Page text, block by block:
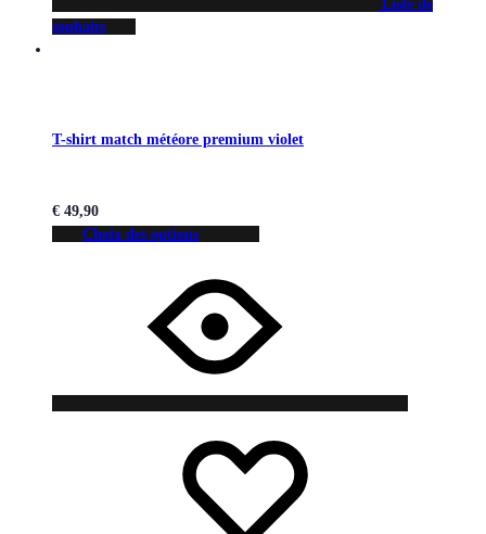
Liste de
souhaits
T-shirt match météore premium violet
€ 49,90
Choix des options